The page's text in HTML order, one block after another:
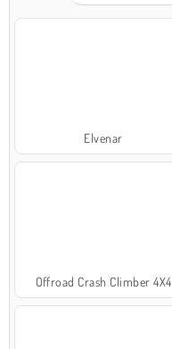
Elvenar
Offroad Crash Climber 4X4